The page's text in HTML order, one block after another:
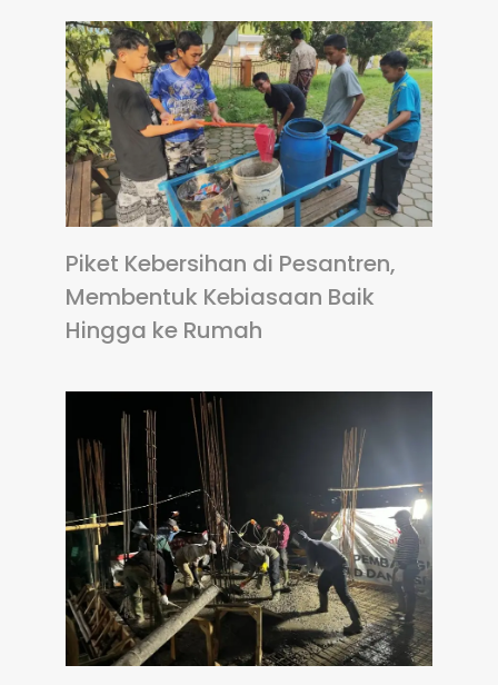
Piket Kebersihan di Pesantren,
Membentuk Kebiasaan Baik
Hingga ke Rumah